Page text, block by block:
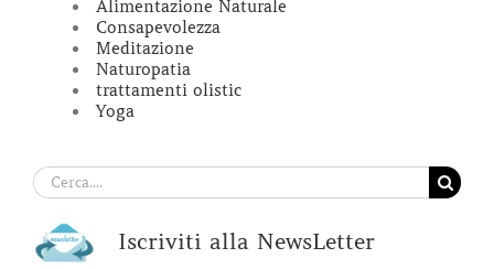
Alimentazione Naturale
Consapevolezza
Meditazione
Naturopatia
trattamenti olistic
Yoga
Cerca
per:
Iscriviti alla NewsLetter